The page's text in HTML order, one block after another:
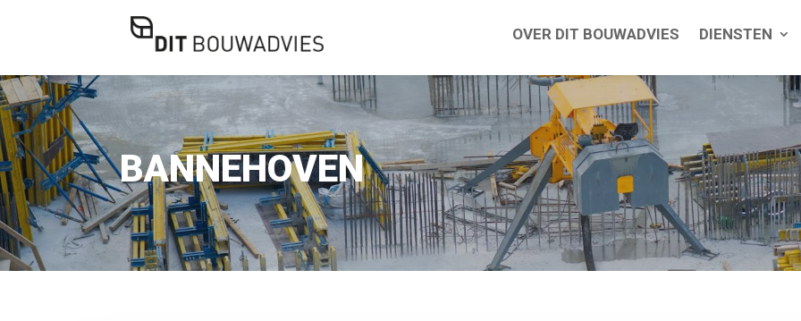
OVER DIT BOUWADVIES DIENSTEN
BANNEHOVEN